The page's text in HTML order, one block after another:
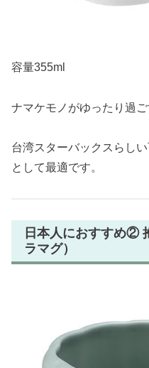
容量355ml
ナマケモノがゆったり過
台湾スターバックスらし
として最適です。
日本人におすすめ②
ラマグ）